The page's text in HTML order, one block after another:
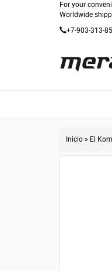
For your
Worldwide
+7-903-313-
Inicio » El